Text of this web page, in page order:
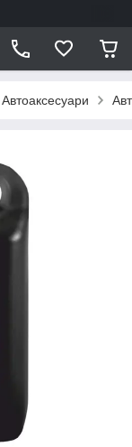
Автоаксесуари